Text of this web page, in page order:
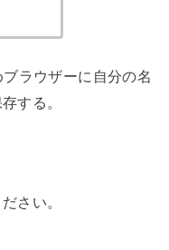
ラウザーに自分の名
する。
さい。